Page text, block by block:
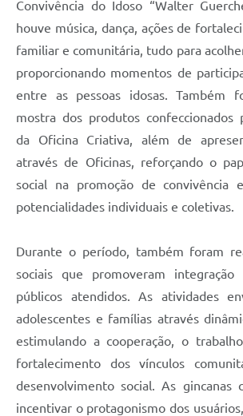
Convivência do Idoso “Walter
houve música, dança, ações de
familiar e comunitária, tudo para
proporcionando momentos de
entre as pessoas idosas. Também
mostra dos produtos confeccionados
da Oficina Criativa, além de
através de Oficinas, reforçando o
social na promoção de convivência
potencialidades individuais e coletivas.
Durante o período, também foram
sociais que promoveram
públicos atendidos. As atividades
adolescentes e famílias através
estimulando a cooperação, o
fortalecimento dos vínculos
desenvolvimento social. As gincanas
incentivar o protagonismo dos